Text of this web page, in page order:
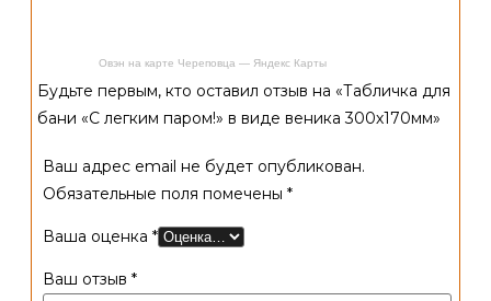
Овэн на карте Череповца — Яндекс Карты
Будьте первым, кто оставил отзыв на «Табличка для
бани «С легким паром!» в виде веника 300х170мм»
Ваш адрес email не будет опубликован.
Обязательные поля помечены *
Ваша оценка *
Ваш отзыв *